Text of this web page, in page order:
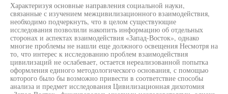
Характеризуя основные направления социальной науки,
связанные с изучением межцивилизационного взаимодействия,
необходимо подчеркнуть, что в целом существующие
исследования позволили накопить информацию об отдельных
сторонах и аспектах взаимодействия «Запад-Восток», однако
многие проблемы не нашли еще должного освещения Несмотря на
то, что интерес к исследованию проблем взаимодействия
цивилизаций не ослабевает, остается нереализованной попытка
оформления единого методологического основания, с помощью
которого было бы возможно привести в соответствие способы
анализа и предмет исследования Цивилизационная дихотомия